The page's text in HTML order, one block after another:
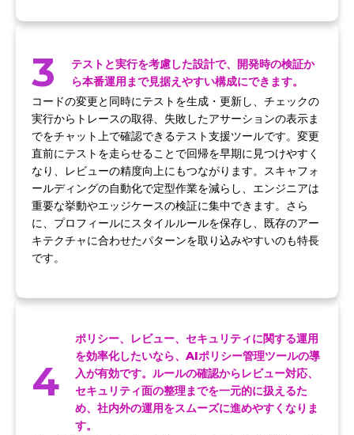
3
テストと実行を考慮した設計で、開発時の検証か
ら本番運用まで見据えやすい構成にできます。
コードの変更と同時にテストを生成・更新し、チェックの
実行からトレースの取得、失敗したアサーションの表示ま
でをチャット上で確認できるテスト支援ツールです。変更
直前にテストを走らせることで回帰を早期に見つけやすく
なり、レビューの精度向上にもつながります。スキャフォ
ールディングの自動化で定型作業を減らし、エンジニアは
重要な挙動やエッジケースの検証に集中できます。さら
に、プロフィールにスタイルルールを保存し、既存のアー
キテクチャに合わせたパターンを取り込みやすいのも特長
です。
4
ポリシー、レビュー、セキュリティに関する運用
を効率化したいなら、AIポリシー管理ツールの導
入が有効です。ルールの確認からレビュー対応、
セキュリティ面の整理までを一元的に扱えるた
め、社内外の運用をスムーズに進めやすくなりま
す。